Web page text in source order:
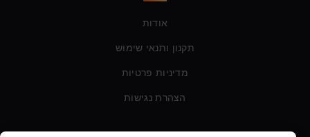
אודות
תקנון ותנאי שימוש
מדיניות פרטיות
הצהרת נגישות